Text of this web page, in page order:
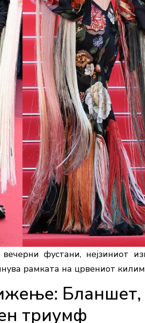
фустани, нејзиниот
рамката на црвениот
триумф